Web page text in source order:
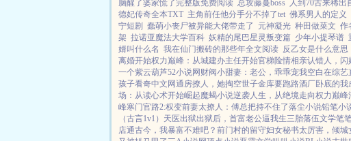
脑醒了婆家慌了完整版免费阅读 总攻藤蔓boss 人到70古来稀出
德妃传奇全本TXT 主角前任他分手分不掉了tet 佛系男人的定义
宁短剧 蠢萌小丧尸被异能大佬带走了 元神凝光 种田做菜文 作
架 拉诺亚魔法大学百科 妖精的尾巴星灵叛变篇 少年小提琴谱
婿叫什么名 我在仙门搬砖的那些年全文阅读 反乙女是什么意思
离婚开始权力巅峰：从城建办主任开始官梯险情相亲认错人，闪
一个紫云葫芦52小说网 财阀小甜妻：老公，乖乖宠我空白在综艺
孩子看奇中文网通房撩人，她掏空世子金库要跑路酒厂卧底的我
场：从读心术开始崛起魔蝎小说逆袭人生，从绝境走向权力巅峰
峰寒门官路2:权变前妻太撩人：傅总把持不住了落尘小说铅笔小
（古言1v1） 天医出狱出狱后，首富老公逼我生三胎落伍文学笔
店通古今，我暴富不难吧？ 前门村的留守妇女秘书太厉害，倾城